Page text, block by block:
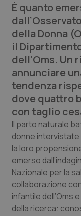
Scienza e
Studi e Analisi
Lettere al
Edizioni
QS Pro
Professionisti
Abruzzo
Basilicata
QS Pro Gold
Artrite &
QS Club
È quanto
della Donna
il
dell’Oms. Un
annunciare
tendenza
dove quattro
con taglio
Il parto naturale
donne
la loro
emerso
Nazionale per la
collaborazione
infantile dell’Oms
della ricerca: